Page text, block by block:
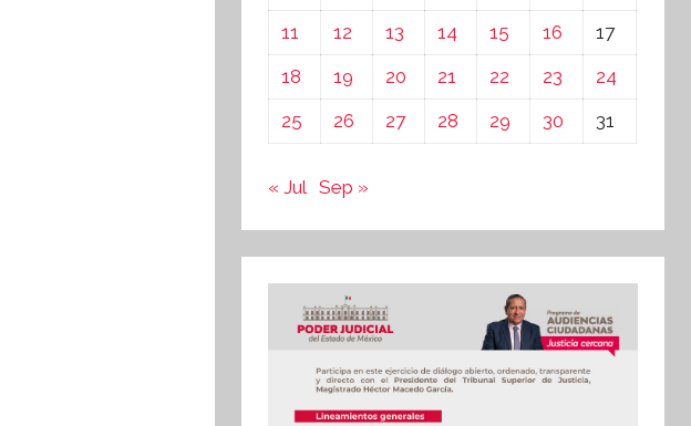
11
12 13 14 15 16
17
18
19 20 21 22 23
24
25
26 27 28 29 30 31
« Jul Sep »